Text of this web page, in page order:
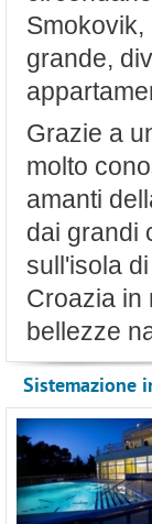
grande,
Grazie a
molto
amanti
dai grandi
sull'isola
Croazia in
bellezze
Sistemazione